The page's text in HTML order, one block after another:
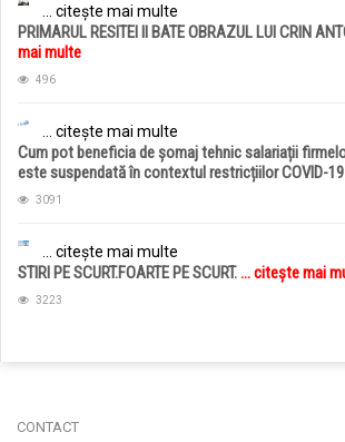
... citește mai multe
PRIMARUL RESITEI II BATE OBRAZUL LUI CRIN
mai multe
496
... citește mai multe
Cum pot beneficia de șomaj tehnic salariații
este suspendată în contextul restricțiilor COVID-19
3091
... citește mai multe
STIRI PE SCURT.FOARTE PE SCURT.... citește mai
3223
CONTACT